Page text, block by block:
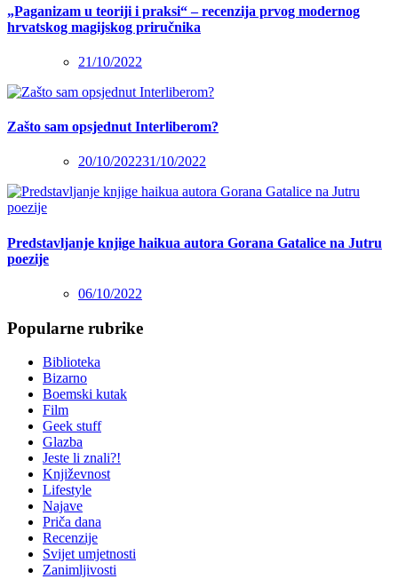
„Paganizam u teoriji i praksi“ – recenzija prvog modernog
hrvatskog magijskog priručnika
21/10/2022
Zašto sam opsjednut Interliberom?
20/10/202231/10/2022
Predstavljanje knjige haikua autora Gorana Gatalice na Jutru
poezije
06/10/2022
Popularne rubrike
Biblioteka
Bizarno
Boemski kutak
Film
Geek stuff
Glazba
Jeste li znali?!
Književnost
Lifestyle
Najave
Priča dana
Recenzije
Svijet umjetnosti
Zanimljivosti